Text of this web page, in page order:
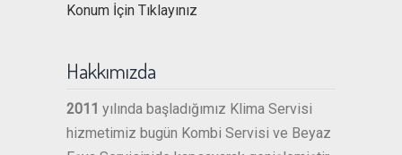
Konum İçin Tıklayınız
Hakkımızda
2011 yılında başladığımız Klima Servisi
hizmetimiz bugün Kombi Servisi ve Beyaz